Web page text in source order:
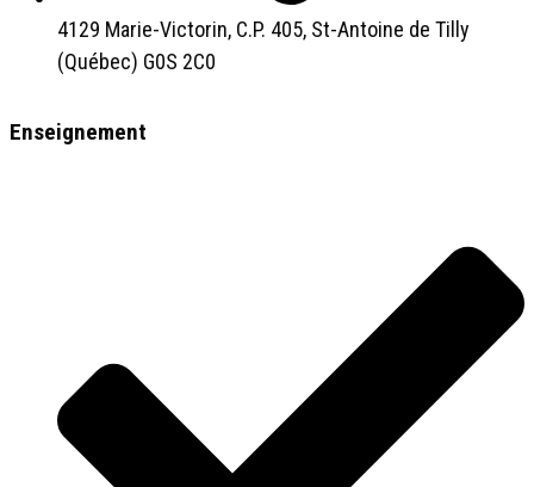
4129 Marie-Victorin, C.P. 405, St-Antoine de Tilly
(Québec) G0S 2C0
Enseignement